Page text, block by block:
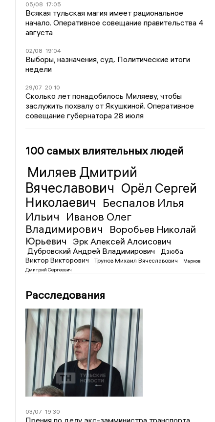
05/08 17:05
Всякая тульская магия имеет рациональное
начало. Оперативное совещание правительства 4
августа
02/08 19:04
Выборы, назначения, суд. Политические итоги
недели
29/07 20:10
Сколько лет понадобилось Миляеву, чтобы
заслужить похвалу от Якушкиной. Оперативное
совещание губернатора 28 июля
100 самых влиятельных людей
Миляев Дмитрий
Вячеславович Орёл Сергей
Николаевич Беспалов Илья
Ильич
Иванов Олег
Владимирович
Воробьев Николай
Юрьевич
Эрк Алексей Алоисович
Дубровский Андрей Владимирович
Дзюба
Виктор Викторович
Трунов Михаил Вячеславович
Марков
Дмитрий Сергеевич
Расследования
03/07 19:30
Прения по делу экс-замминистра транспорта